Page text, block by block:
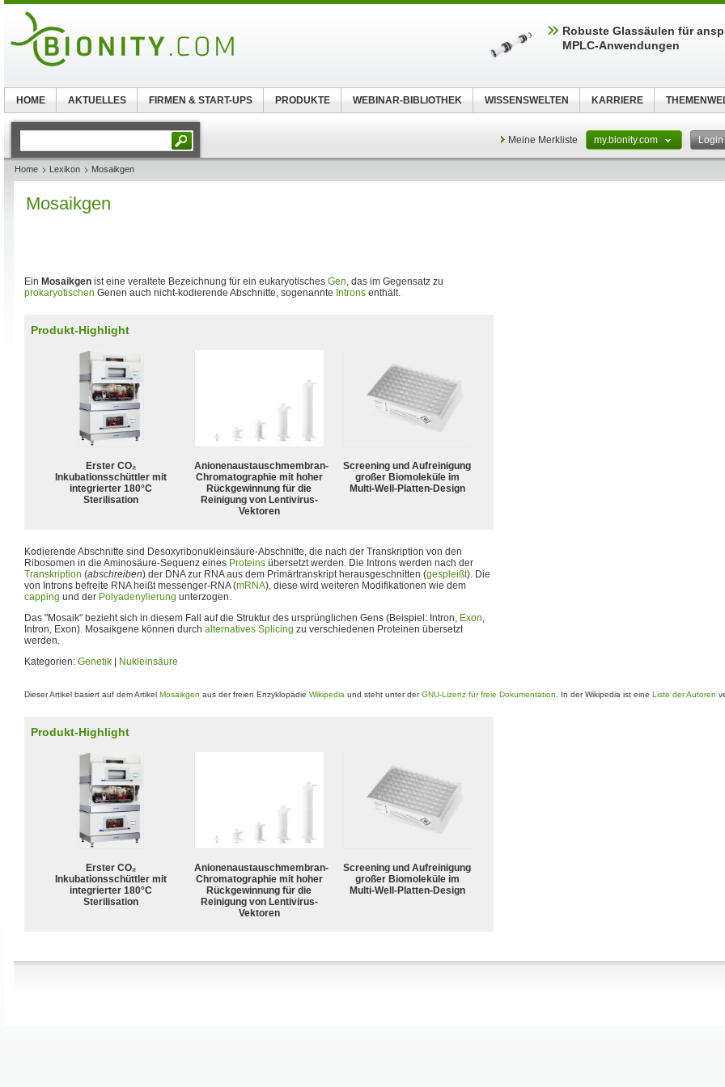
Meine Merkliste my.bionity.com Login
Home Lexikon Mosaikgen
Mosaikgen
Ein Mosaikgen ist eine veraltete Bezeichnung für ein eukaryotisches Gen, das im Gegensatz zu
prokaryotischen Genen auch nicht-kodierende Abschnitte, sogenannte Introns enthält.
Produkt-Highlight
Erster CO₂
Inkubationsschüttler mit
integrierter 180°C
Sterilisation
Anionenaustauschmembran-
Chromatographie mit hoher
Rückgewinnung für die
Reinigung von Lentivirus-
Vektoren
Screening und Aufreinigung
großer Biomoleküle im
Multi-Well-Platten-Design
Kodierende Abschnitte sind Desoxyribonukleinsäure-Abschnitte, die nach der Transkription von den
Ribosomen in die Aminosäure-Sequenz eines Proteins übersetzt werden. Die Introns werden nach der
Transkription (abschreiben) der DNA zur RNA aus dem Primärtranskript herausgeschnitten (gespleißt). Die
von Introns befreite RNA heißt messenger-RNA (mRNA), diese wird weiteren Modifikationen wie dem
capping und der Polyadenylierung unterzogen.
Das "Mosaik" bezieht sich in diesem Fall auf die Struktur des ursprünglichen Gens (Beispiel: Intron, Exon,
Intron, Exon). Mosaikgene können durch alternatives Splicing zu verschiedenen Proteinen übersetzt
werden.
Kategorien: Genetik Nukleinsäure
Dieser Artikel basiert auf dem Artikel Mosaikgen aus der freien Enzyklopädie Wikipedia und steht unter derGNU-Lizenz für freie Dokumentation . In der Wikipedia ist eine Liste der Autoren
Produkt-Highlight
Erster CO₂
Inkubationsschüttler mit
integrierter 180°C
Sterilisation
Anionenaustauschmembran-
Chromatographie mit hoher
Rückgewinnung für die
Reinigung von Lentivirus-
Vektoren
Screening und Aufreinigung
großer Biomoleküle im
Multi-Well-Platten-Design
Robuste Glassäulen für
MPLC-Anwendungen
HOME AKTUELLES FIRMEN & START-UPS PRODUKTE WEBINAR-BIBLIOTHEK WISSENSWELTEN KARRIERE